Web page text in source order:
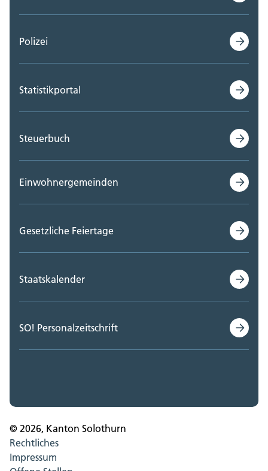
Polizei
Statistikportal
Steuerbuch
Einwohnergemeinden
Gesetzliche Feiertage
Staatskalender
SO! Personalzeitschrift
© 2026, Kanton Solothurn
Rechtliches
Impressum